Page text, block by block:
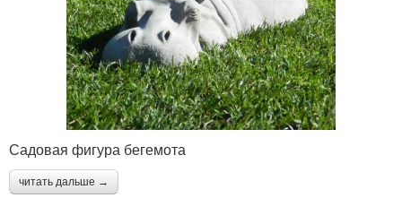
Садовая фигура бегемота
читать дальше →